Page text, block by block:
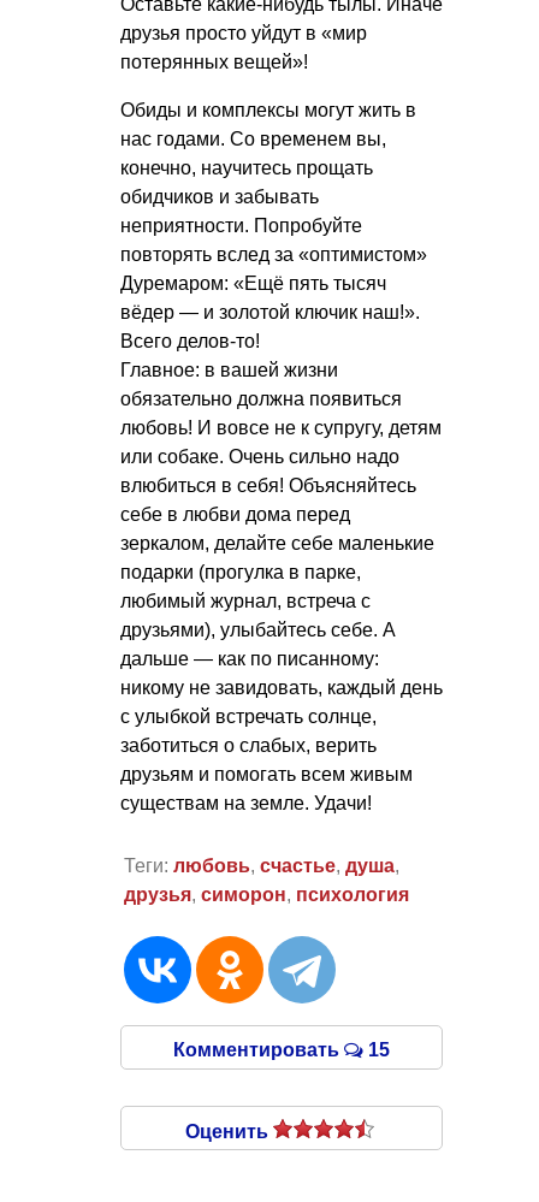
друзья просто уйдут в «мир
потерянных вещей»!
Обиды и комплексы могут жить в
нас годами. Со временем вы,
конечно, научитесь прощать
обидчиков и забывать
неприятности. Попробуйте
повторять вслед за «оптимистом»
Дуремаром: «Ещё пять тысяч
вёдер — и золотой ключик наш!».
Всего делов-то!
Главное: в вашей жизни
обязательно должна появиться
любовь! И вовсе не к супругу, детям
или собаке. Очень сильно надо
влюбиться в себя! Объясняйтесь
себе в любви дома перед
зеркалом, делайте себе маленькие
подарки (прогулка в парке,
любимый журнал, встреча с
друзьями), улыбайтесь себе. А
дальше — как по писанному:
никому не завидовать, каждый день
с улыбкой встречать солнце,
заботиться о слабых, верить
друзьям и помогать всем живым
существам на земле. Удачи!
Теги: любовь, счастье, душа,
друзья, симорон, психология
Комментировать 15
Оценить